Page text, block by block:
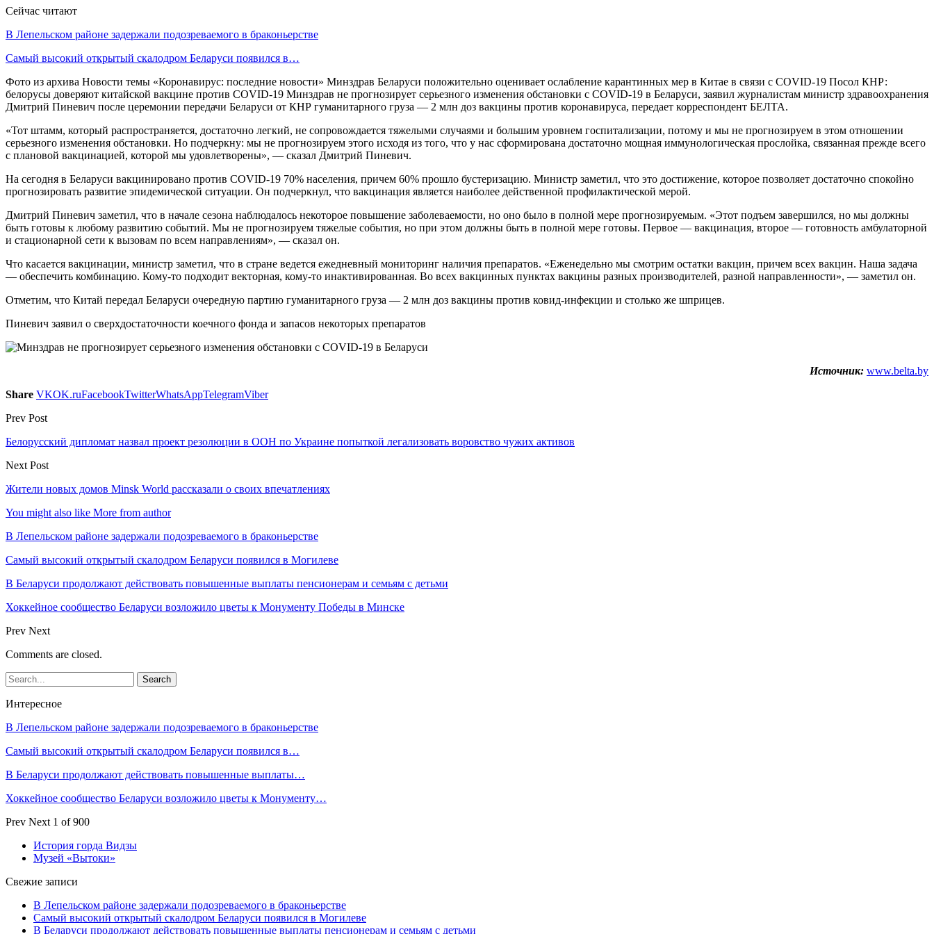
Сейчас читают
В Лепельском районе задержали подозреваемого в браконьерстве
Самый высокий открытый скалодром Беларуси появился в…
Фото из архива Новости темы «Коронавирус: последние новости» Минздрав Беларуси положительно оценивает ослабление карантинных мер в Китае в связи с COVID-19 Посол КНР:
белорусы доверяют китайской вакцине против COVID-19 Минздрав не прогнозирует серьезного изменения обстановки с COVID-19 в Беларуси, заявил журналистам министр здравоохранения
Дмитрий Пиневич после церемонии передачи Беларуси от КНР гуманитарного груза — 2 млн доз вакцины против коронавируса, передает корреспондент БЕЛТА.
«Тот штамм, который распространяется, достаточно легкий, не сопровождается тяжелыми случаями и большим уровнем госпитализации, потому и мы не прогнозируем в этом отношении
серьезного изменения обстановки. Но подчеркну: мы не прогнозируем этого исходя из того, что у нас сформирована достаточно мощная иммунологическая прослойка, связанная прежде всего
с плановой вакцинацией, которой мы удовлетворены», — сказал Дмитрий Пиневич.
На сегодня в Беларуси вакцинировано против COVID-19 70% населения, причем 60% прошло бустеризацию. Министр заметил, что это достижение, которое позволяет достаточно спокойно
прогнозировать развитие эпидемической ситуации. Он подчеркнул, что вакцинация является наиболее действенной профилактической мерой.
Дмитрий Пиневич заметил, что в начале сезона наблюдалось некоторое повышение заболеваемости, но оно было в полной мере прогнозируемым. «Этот подъем завершился, но мы должны
быть готовы к любому развитию событий. Мы не прогнозируем тяжелые события, но при этом должны быть в полной мере готовы. Первое — вакцинация, второе — готовность амбулаторной
и стационарной сети к вызовам по всем направлениям», — сказал он.
Что касается вакцинации, министр заметил, что в стране ведется ежедневный мониторинг наличия препаратов. «Еженедельно мы смотрим остатки вакцин, причем всех вакцин. Наша задача
— обеспечить комбинацию. Кому-то подходит векторная, кому-то инактивированная. Во всех вакцинных пунктах вакцины разных производителей, разной направленности», — заметил он.
Отметим, что Китай передал Беларуси очередную партию гуманитарного груза — 2 млн доз вакцины против ковид-инфекции и столько же шприцев.
Пиневич заявил о сверхдостаточности коечного фонда и запасов некоторых препаратов
Источник: www.belta.by
Share VKOK.ruFacebookTwitterWhatsAppTelegramViber
Prev Post
Белорусский дипломат назвал проект резолюции в ООН по Украине попыткой легализовать воровство чужих активов
Next Post
Жители новых домов Minsk World рассказали о своих впечатлениях
You might also like More from author
В Лепельском районе задержали подозреваемого в браконьерстве
Самый высокий открытый скалодром Беларуси появился в Могилеве
В Беларуси продолжают действовать повышенные выплаты пенсионерам и семьям с детьми
Хоккейное сообщество Беларуси возложило цветы к Монументу Победы в Минске
Prev Next
Comments are closed.
Интересное
В Лепельском районе задержали подозреваемого в браконьерстве
Самый высокий открытый скалодром Беларуси появился в…
В Беларуси продолжают действовать повышенные выплаты…
Хоккейное сообщество Беларуси возложило цветы к Монументу…
Prev Next 1 of 900
История горда Видзы
Музей «Вытоки»
Свежие записи
В Лепельском районе задержали подозреваемого в браконьерстве
Самый высокий открытый скалодром Беларуси появился в Могилеве
В Беларуси продолжают действовать повышенные выплаты пенсионерам и семьям с детьми